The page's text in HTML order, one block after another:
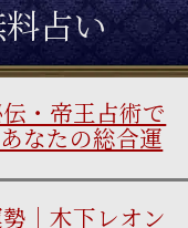
占い
・帝王占術で
なたの総合運
｜木下レオン